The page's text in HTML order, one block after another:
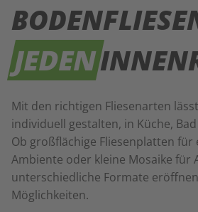
JEDEN
Mit den richtigen Fliesenarten
individuell gestalten, in Küche,
Ob großflächige Fliesenplatten für
Ambiente oder kleine Mosaike für
unterschiedliche Formate
Möglichkeiten.